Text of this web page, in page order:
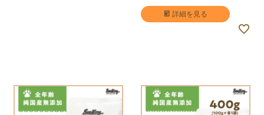
詳細を見る